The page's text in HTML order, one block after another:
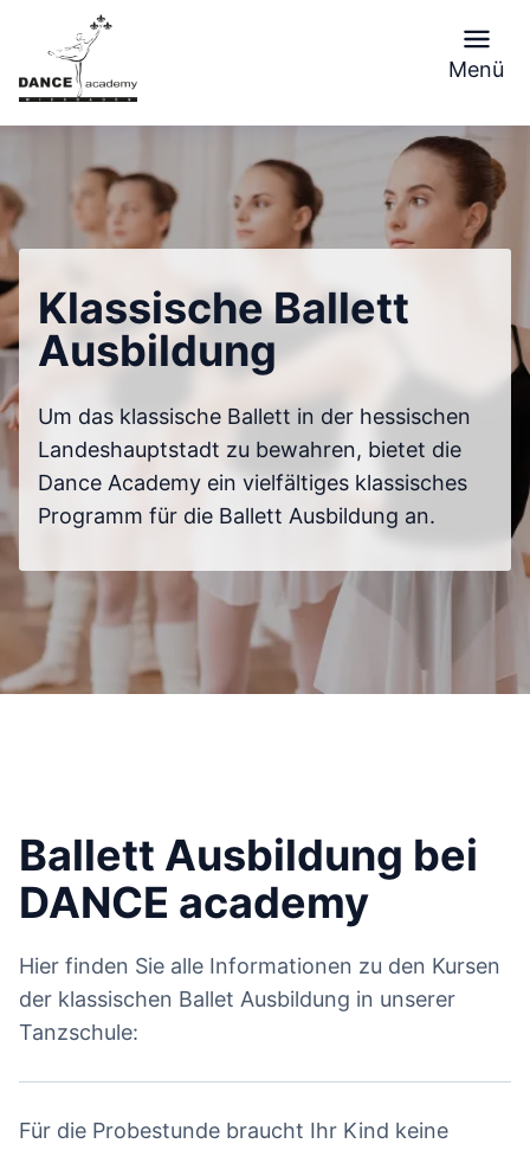
content
Menü
Klassische Ballett
Ausbildung
Um das klassische Ballett in der hessischen
Landeshauptstadt zu bewahren, bietet die
Dance Academy ein vielfältiges klassisches
Programm für die Ballett Ausbildung an.
Ballett Ausbildung bei
DANCE academy
Hier finden Sie alle Informationen zu den Kursen
der klassischen Ballet Ausbildung in unserer
Tanzschule:
Für die Probestunde braucht Ihr Kind keine